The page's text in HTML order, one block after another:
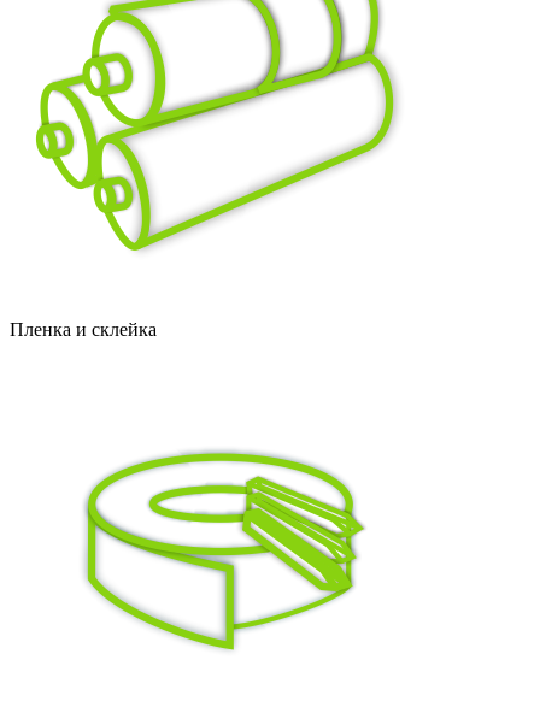
Пленка и склейка